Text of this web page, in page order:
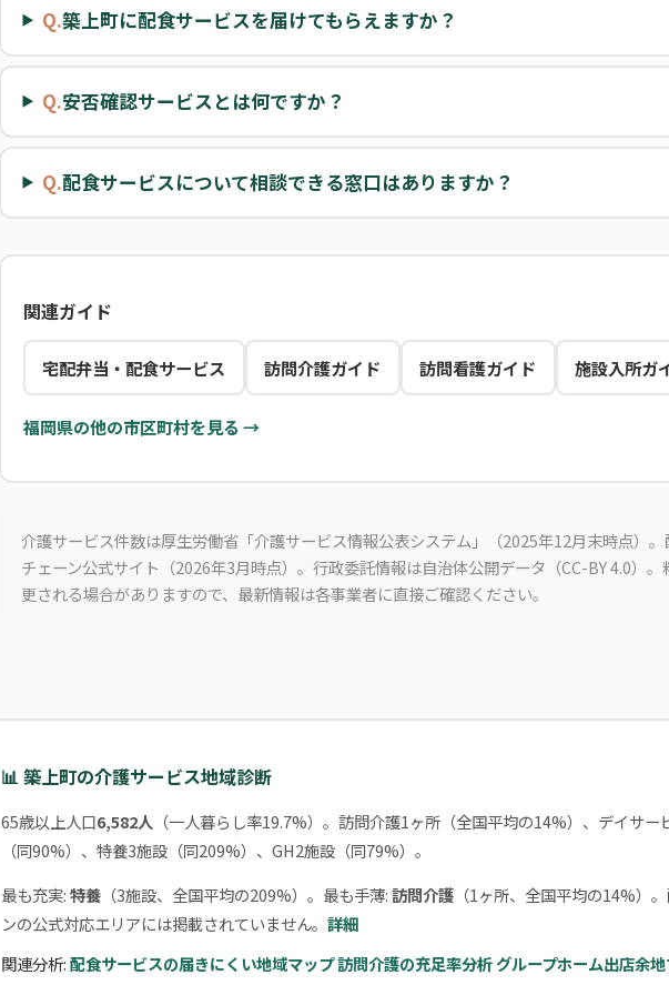
Q.築上町に配食サービスを届けてもらえますか？
Q.安否確認サービスとは何ですか？
Q.配食サービスについて相談できる窓口はありますか？
関連ガイド
宅配弁当・配食サービス 訪問介護ガイド 訪問看護ガイド 施設入所ガ
福岡県の他の市区町村を見る →
介護サービス件数は厚生労働省「介護サービス情報公表システム」（2025年12月末時点）
チェーン公式サイト（2026年3月時点）。行政委託情報は自治体公開データ（CC-BY 4.0）
更される場合がありますので、最新情報は各事業者に直接ご確認ください。
📊 築上町の介護サービス地域診断
65歳以上人口6,582人 （一人暮らし率19.7%）。訪問介護1ヶ所（全国平均の14%）、デイサー
（同90%）、特養3施設（同209%）、GH2施設（同79%）。
最も充実:特養（3施設、全国平均の209%）。最も手薄:訪問介護（1ヶ所、全国平均の14%）
ンの公式対応エリアには掲載されていません。 詳細
関連分析:配食サービスの届きにくい地域マップ訪問介護の充足率分析グループホーム出店余